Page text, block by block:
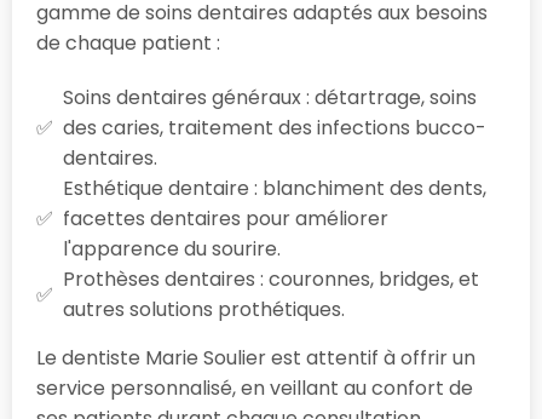
gamme de soins dentaires adaptés aux besoins
de chaque patient :
Soins dentaires généraux : détartrage, soins
des caries, traitement des infections bucco-
dentaires.
Esthétique dentaire : blanchiment des dents,
facettes dentaires pour améliorer
l'apparence du sourire.
Prothèses dentaires : couronnes, bridges, et
autres solutions prothétiques.
Le dentiste Marie Soulier est attentif à offrir un
service personnalisé, en veillant au confort de